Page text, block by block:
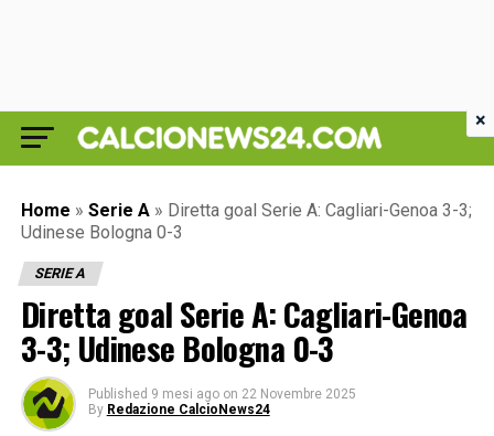
Home » Serie A » Diretta goal Serie A: Cagliari-Genoa 3-3;
Udinese Bologna 0-3
SERIE A
Diretta goal Serie A: Cagliari-Genoa
3-3; Udinese Bologna 0-3
Published 9 mesi ago on 22 Novembre 2025
By Redazione CalcioNews24
×